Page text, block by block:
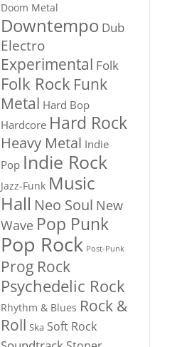
Doom Metal
Downtempo Dub
Electro
Experimental Folk
Folk Rock Funk
Metal Hard Bop
Hardcore Hard Rock
Heavy Metal Indie
Pop Indie Rock
Jazz-Funk Music
Hall Neo Soul New
Wave Pop Punk
Pop Rock Post-Punk
Prog Rock
Psychedelic Rock
Rhythm & Blues Rock &
Roll Ska Soft Rock